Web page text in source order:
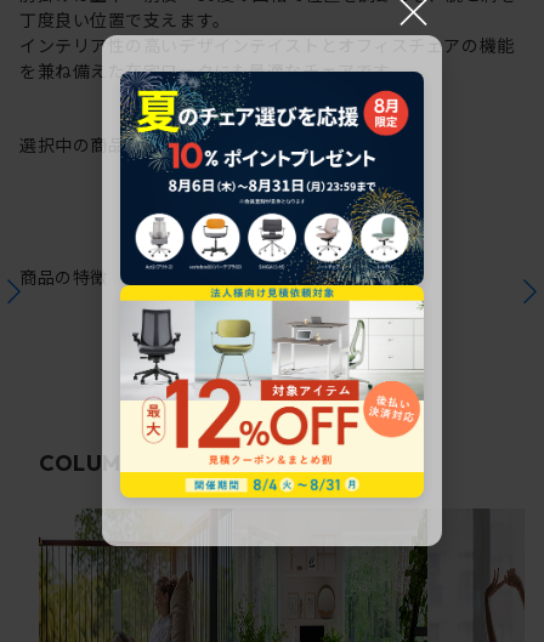
丁度良い位置で支えます。
インテリア性の高いデザインテイストとオフィスチェアの機能
を兼ね備えた在宅ワークにも最適なチェアです。
選択中の商品情報保証注意事項
商品の特徴
COLUMN 関連コラム